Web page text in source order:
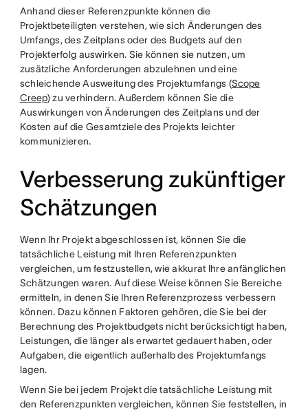
Anhand dieser Referenzpunkte können die
Projektbeteiligten verstehen, wie sich Änderungen des
Umfangs, des Zeitplans oder des Budgets auf den
Projekterfolg auswirken. Sie können sie nutzen, um
zusätzliche Anforderungen abzulehnen und eine
schleichende Ausweitung des Projektumfangs (Scope
Creep) zu verhindern. Außerdem können Sie die
Auswirkungen von Änderungen des Zeitplans und der
Kosten auf die Gesamtziele des Projekts leichter
kommunizieren.
Verbesserung zukünftiger
Schätzungen
Wenn Ihr Projekt abgeschlossen ist, können Sie die
tatsächliche Leistung mit Ihren Referenzpunkten
vergleichen, um festzustellen, wie akkurat Ihre anfänglichen
Schätzungen waren. Auf diese Weise können Sie Bereiche
ermitteln, in denen Sie Ihren Referenzprozess verbessern
können. Dazu können Faktoren gehören, die Sie bei der
Berechnung des Projektbudgets nicht berücksichtigt haben,
Leistungen, die länger als erwartet gedauert haben, oder
Aufgaben, die eigentlich außerhalb des Projektumfangs
lagen.
Wenn Sie bei jedem Projekt die tatsächliche Leistung mit
den Referenzpunkten vergleichen, können Sie feststellen, in